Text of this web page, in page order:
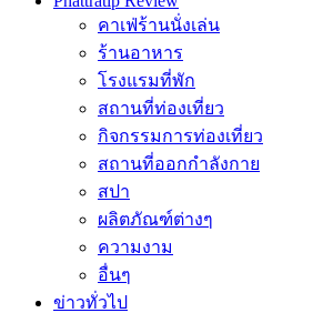
คาเฟ่ร้านนั่งเล่น
ร้านอาหาร
โรงแรมที่พัก
สถานที่ท่องเที่ยว
กิจกรรมการท่องเที่ยว
สถานที่ออกกำลังกาย
สปา
ผลิตภัณฑ์ต่างๆ
ความงาม
อื่นๆ
ข่าวทั่วไป